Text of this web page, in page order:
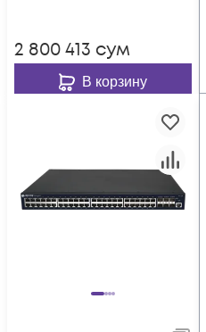
2 800 413 сум
В корзину